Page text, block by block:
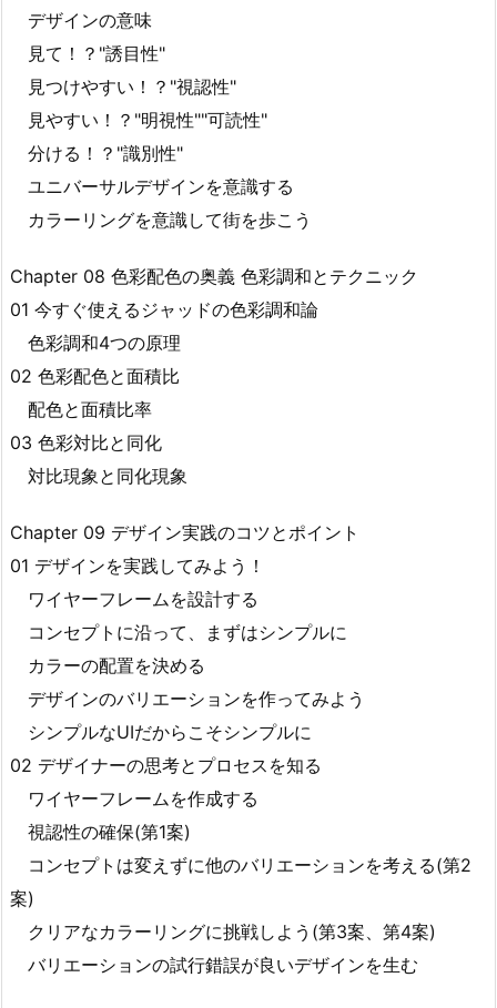
デザインの意味
見て！？"誘目性"
見つけやすい！？"視認性"
見やすい！？"明視性""可読性"
分ける！？"識別性"
ユニバーサルデザインを意識する
カラーリングを意識して街を歩こう
Chapter 08 色彩配色の奥義 色彩調和とテクニック
01 今すぐ使えるジャッドの色彩調和論
色彩調和4つの原理
02 色彩配色と面積比
配色と面積比率
03 色彩対比と同化
対比現象と同化現象
Chapter 09 デザイン実践のコツとポイント
01 デザインを実践してみよう！
ワイヤーフレームを設計する
コンセプトに沿って、まずはシンプルに
カラーの配置を決める
デザインのバリエーションを作ってみよう
シンプルなUIだからこそシンプルに
02 デザイナーの思考とプロセスを知る
ワイヤーフレームを作成する
視認性の確保(第1案)
コンセプトは変えずに他のバリエーションを考える(第2
案)
クリアなカラーリングに挑戦しよう(第3案、第4案)
バリエーションの試行錯誤が良いデザインを生む